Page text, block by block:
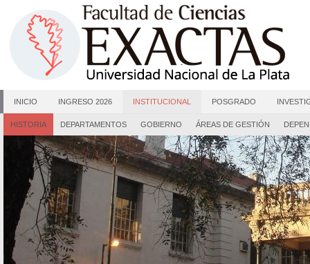
INICIO INGRESO 2026 INSTITUCIONAL POSGRADO
HISTORIA DEPARTAMENTOS GOBIERNO ÁREAS DE GESTIÓN